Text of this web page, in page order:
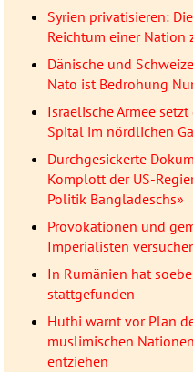
Syrien privatisieren:
Reichtum einer Nation
Dänische und
Nato ist Bedrohung
Israelische Armee
Spital im nördlichen
Durchgesickerte
Komplott der US-
Politik Bangladeschs»
Provokationen und
Imperialisten
In Rumänien hat
stattgefunden
Huthi warnt vor Plan
muslimischen
entziehen